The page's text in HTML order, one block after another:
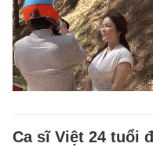
Ca sĩ Việt 24 tuổi